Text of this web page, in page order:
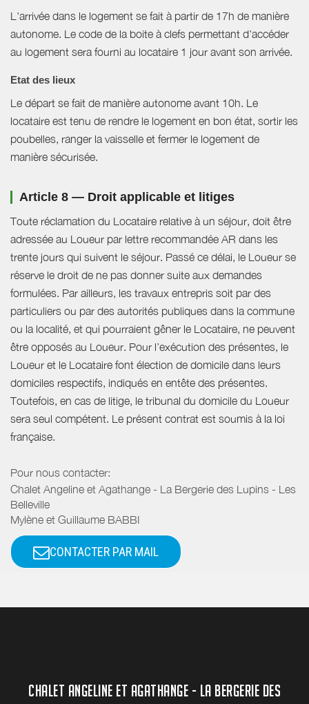
L'arrivée dans le logement se fait à partir de 17h de manière
autonome. Le code de la boite à clefs permettant d'accéder
au logement sera fourni au locataire 1 jour avant son arrivée.
Etat des lieux
Le départ se fait de manière autonome avant 10h. Le
locataire est tenu de rendre le logement en bon état, sortir les
poubelles, ranger la vaisselle et fermer le logement de
manière sécurisée.
Article 8 — Droit applicable et litiges
Toute réclamation du Locataire relative à un séjour, doit être
adressée au Loueur par lettre recommandée AR dans les
trente jours qui suivent le séjour. Passé ce délai, le Loueur se
réserve le droit de ne pas donner suite aux demandes
formulées. Par ailleurs, les travaux entrepris soit par des
particuliers ou par des autorités publiques dans la commune
ou la localité, et qui pourraient gêner le Locataire, ne peuvent
être opposés au Loueur. Pour l’exécution des présentes, le
Loueur et le Locataire font élection de domicile dans leurs
domiciles respectifs, indiqués en entête des présentes.
Toutefois, en cas de litige, le tribunal du domicile du Loueur
sera seul compétent. Le présent contrat est soumis à la loi
française.
Pour nous contacter:
Chalet Angeline et Agathange - La Bergerie des Lupins - Les
Belleville
Mylène et Guillaume BABBI
CONTACTER PAR MAIL
CHALET ANGELINE ET AGATHANGE - LA BERGERIE DES